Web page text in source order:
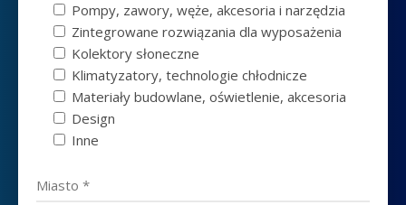
Pompy, zawory, węże, akcesoria i narzędzia
Zintegrowane rozwiązania dla wyposażenia
Kolektory słoneczne
Klimatyzatory, technologie chłodnicze
Materiały budowlane, oświetlenie, akcesoria
Design
Inne